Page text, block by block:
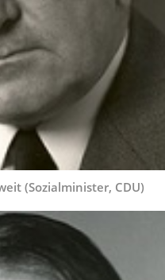
(Sozialminister, CDU)